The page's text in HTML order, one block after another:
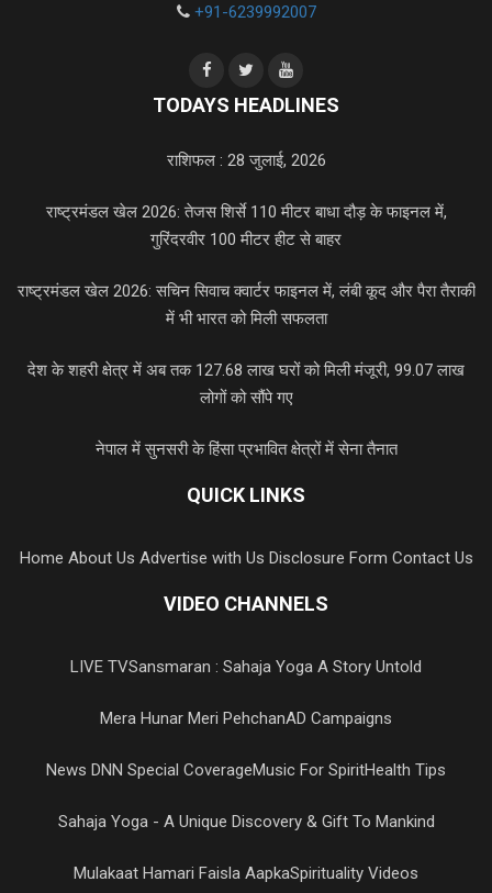
+91-6239992007
TODAYS HEADLINES
राशिफल : 28 जुलाई, 2026
राष्ट्रमंडल खेल 2026: तेजस शिर्से 110 मीटर बाधा दौड़ के फाइनल में,
गुरिंदरवीर 100 मीटर हीट से बाहर
राष्ट्रमंडल खेल 2026: सचिन सिवाच क्वार्टर फाइनल में, लंबी कूद और पैरा तैराकी
में भी भारत को मिली सफलता
देश के शहरी क्षेत्र में अब तक 127.68 लाख घरों को मिली मंजूरी, 99.07 लाख
लोगों को सौंपे गए
नेपाल में सुनसरी के हिंसा प्रभावित क्षेत्रों में सेना तैनात
QUICK LINKS
Home About Us Advertise with Us Disclosure Form Contact Us
VIDEO CHANNELS
LIVE TVSansmaran : Sahaja Yoga A Story Untold
Mera Hunar Meri PehchanAD Campaigns
News DNN Special CoverageMusic For SpiritHealth Tips
Sahaja Yoga - A Unique Discovery & Gift To Mankind
Mulakaat Hamari Faisla AapkaSpirituality Videos